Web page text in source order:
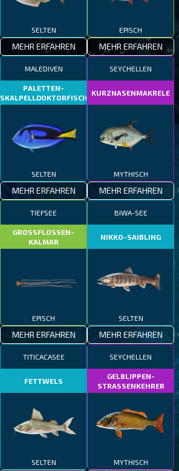
SELTEN
MEHR ERFAHREN
EPISCH
MEHR ERFAHREN
MALEDIVEN
PALETTEN-
SKALPELLDOKTORFISCH
SELTEN
MEHR ERFAHREN
SEYCHELLEN
KURZNASENMAKRELE
MYTHISCH
MEHR ERFAHREN
TIEFSEE
GROSSFLOSSEN-
KALMAR
EPISCH
MEHR ERFAHREN
BIWA-SEE
NIKKO-SAIBLING
SELTEN
MEHR ERFAHREN
TITICACASEE
FETTWELS
SELTEN
SEYCHELLEN
GELBLIPPEN-
STRASSENKEHRER
MYTHISCH